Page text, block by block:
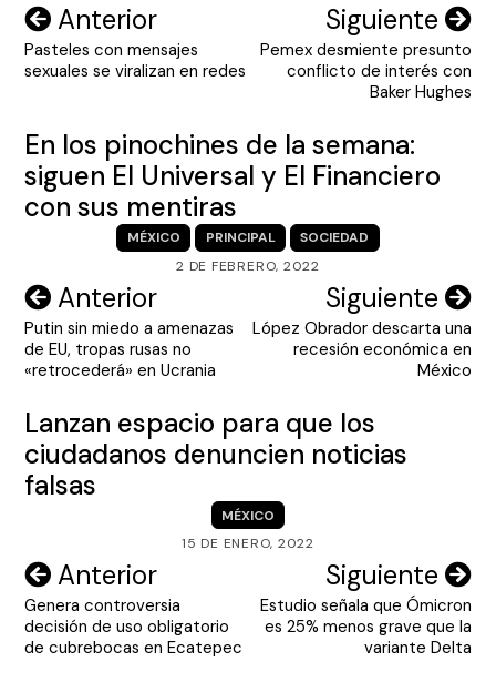
Navegación
de
Anterior
Pasteles con mensajes
sexuales se viralizan en redes
Siguiente
Pemex desmiente presunto
conflicto de interés con
Baker Hughes
En los pinochines de la semana:
siguen El Universal y El Financiero
con sus mentiras
MÉXICO PRINCIPAL
SOCIEDAD
2 DE FEBRERO, 2022
Navegación
de
entradas
Anterior
Putin sin miedo a amenazas
de EU, tropas rusas no
«retrocederá» en Ucrania
Siguiente
López Obrador descarta una
recesión económica en
México
Lanzan espacio para que los
ciudadanos denuncien noticias
falsas
MÉXICO
15 DE ENERO, 2022
Navegación
de
entradas
Anterior
Genera controversia
decisión de uso obligatorio
de cubrebocas en Ecatepec
Siguiente
Estudio señala que Ómicron
es 25% menos grave que la
variante Delta